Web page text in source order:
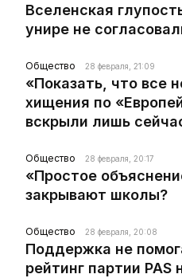
Вселенская
унире не
Общество 28 февраля, 21:09
«Показать, что все
хищения по
вскрыли лишь
Общество 28 февраля, 20:17
«Простое
закрывают школы?
Общество 28 февраля, 20:08
Поддержка не
рейтинг партии PAS